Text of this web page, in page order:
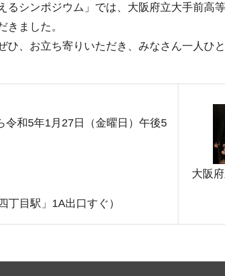
るシンポジウム」では、大阪府立大手前高
ました。
、お立ち寄りいただき、みなさん一人ひ
令和5年1月27日（金曜日）午後5
丁目駅」1A出口すぐ）
大阪